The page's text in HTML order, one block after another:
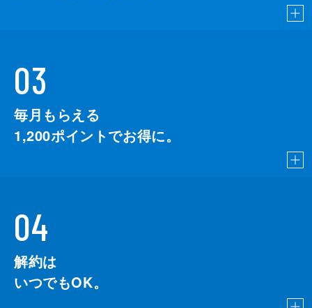
03
毎月もらえる
1,200ポイントでお得に。
04
解約は
いつでもOK。